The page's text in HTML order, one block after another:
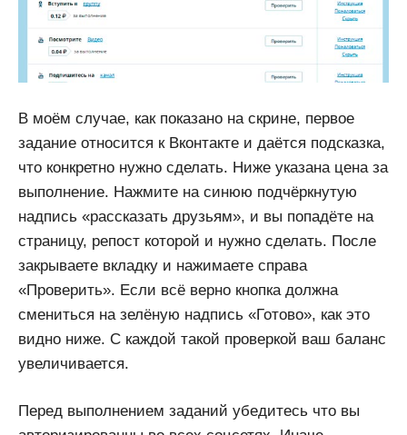
В моём случае, как показано на скрине, первое
задание относится к Вконтакте и даётся подсказка,
что конкретно нужно сделать. Ниже указана цена за
выполнение. Нажмите на синюю подчёркнутую
надпись «рассказать друзьям», и вы попадёте на
страницу, репост которой и нужно сделать. После
закрываете вкладку и нажимаете справа
«Проверить». Если всё верно кнопка должна
смениться на зелёную надпись «Готово», как это
видно ниже. С каждой такой проверкой ваш баланс
увеличивается.
Перед выполнением заданий убедитесь что вы